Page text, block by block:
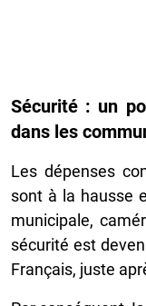
Sécurité : un
dans les
Les dépenses
sont à la hausse
municipale,
sécurité est
Français, juste